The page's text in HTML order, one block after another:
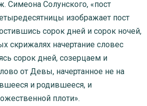
Солунского, «пост
изображает пост
сорок дней и сорок ночей,
скрижалях начертание словес
сорок дней, созерцаем и
от Девы, начертанное не на
и родившееся, и
плоти».